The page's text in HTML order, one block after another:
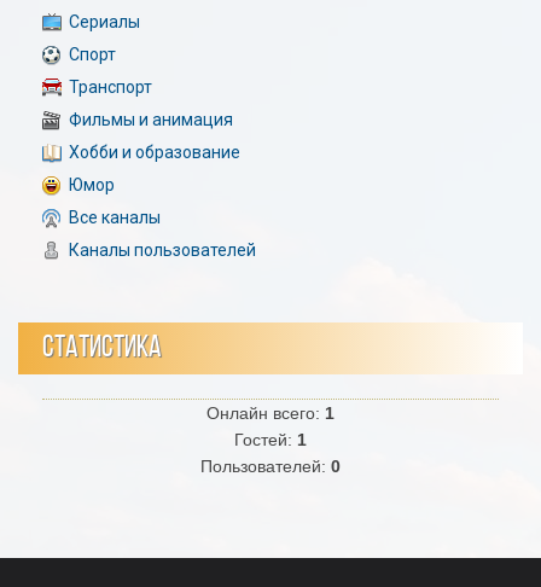
Сериалы
Спорт
Транспорт
Фильмы и анимация
Хобби и образование
Юмор
Все каналы
Каналы пользователей
СТАТИСТИКА
Онлайн всего: 1
Гостей: 1
Пользователей: 0